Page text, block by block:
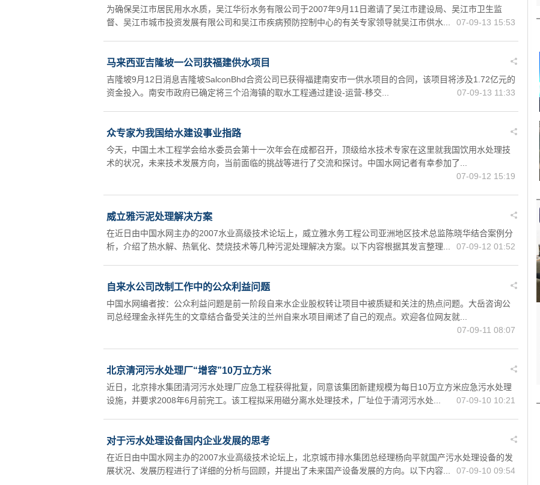
为确保吴江市居民用水水质，吴江华衍水务有限公司于2007年9月11日邀请了吴江市建设局、吴江市卫生监
督、吴江市城市投资发展有限公司和吴江市疾病预防控制中心的有关专家领导就吴江市供水...
07-09-13 15:53
马来西亚吉隆坡一公司获福建供水项目
吉隆坡9月12日消息吉隆坡SalconBhd合资公司已获得福建南安市一供水项目的合同，该项目将涉及1.72亿元的
资金投入。南安市政府已确定将三个沿海镇的取水工程通过建设-运营-移交...
07-09-13 11:33
众专家为我国给水建设事业指路
今天，中国土木工程学会给水委员会第十一次年会在成都召开，顶级给水技术专家在这里就我国饮用水处理技
术的状况，未来技术发展方向，当前面临的挑战等进行了交流和探讨。中国水网记者有幸参加了...
07-09-12 15:19
威立雅污泥处理解决方案
在近日由中国水网主办的2007水业高级技术论坛上，威立雅水务工程公司亚洲地区技术总监陈晓华结合案例分
析，介绍了热水解、热氧化、焚烧技术等几种污泥处理解决方案。以下内容根据其发言整理...
07-09-12 01:52
自来水公司改制工作中的公众利益问题
中国水网编者按：公众利益问题是前一阶段自来水企业股权转让项目中被质疑和关注的热点问题。大岳咨询公
司总经理金永祥先生的文章结合备受关注的兰州自来水项目阐述了自己的观点。欢迎各位网友就...
07-09-11 08:07
北京清河污水处理厂“增容”10万立方米
近日，北京排水集团清河污水处理厂应急工程获得批复，同意该集团新建规模为每日10万立方米应急污水处理
设施，并要求2008年6月前完工。该工程拟采用磁分离水处理技术，厂址位于清河污水处...
07-09-10 10:21
对于污水处理设备国内企业发展的思考
在近日由中国水网主办的2007水业高级技术论坛上，北京城市排水集团总经理杨向平就国产污水处理设备的发
展状况、发展历程进行了详细的分析与回顾，并提出了未来国产设备发展的方向。以下内容...
07-09-10 09:54